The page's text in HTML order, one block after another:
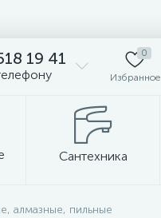
19 41 0
Избранное
Сантехника
алмазные, пильные